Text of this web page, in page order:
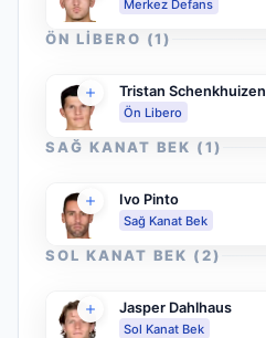
Merkez Defans
ÖN LIBERO (1)
Tristan Schenkhuizen
Ön Libero
SAĞ KANAT BEK (1)
Ivo Pinto
Sağ Kanat Bek
SOL KANAT BEK (2)
Jasper Dahlhaus
Sol Kanat Bek